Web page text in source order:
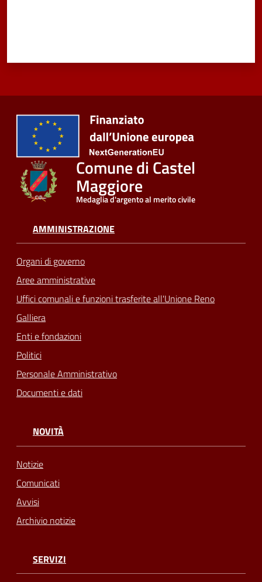
Comune di Castel
Maggiore
Medaglia d'argento al merito civile
AMMINISTRAZIONE
Organi di governo
Aree amministrative
Uffici comunali e funzioni trasferite all'Unione Reno
Galliera
Enti e fondazioni
Politici
Personale Amministrativo
Documenti e dati
NOVITÀ
Notizie
Comunicati
Avvisi
Archivio notizie
SERVIZI